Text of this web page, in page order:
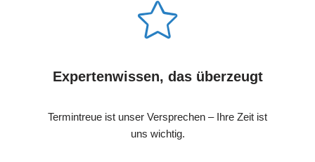
Expertenwissen, das überzeugt
Termintreue ist unser Versprechen – Ihre Zeit ist
uns wichtig.